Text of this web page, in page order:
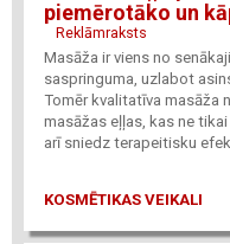
piemērotāko un
Reklāmraksts
Masāža ir viens no
saspringuma, uzlabot
Tomēr kvalitatīva masāža
masāžas eļļas, kas ne
arī sniedz terapeitisku
KOSMĒTIKAS VEIKALI